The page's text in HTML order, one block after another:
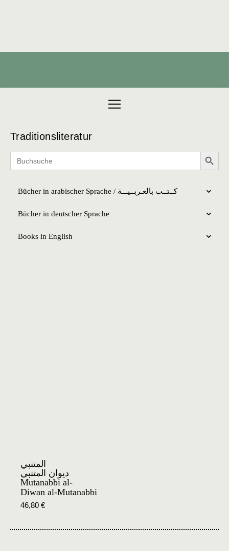
Traditionsliteratur
Search
for:
Search
Bücher in arabischer Sprache / كــتــب بالعـربــیـــة
Bücher in deutscher Sprache
Books in English
المتنبي
ديوان المتنبي
Mutanabbi al-
Diwan al-Mutanabbi
46,80 €